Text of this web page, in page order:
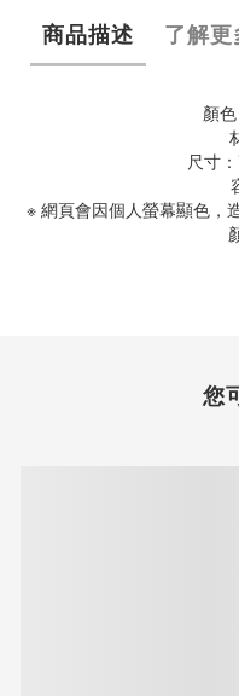
商品描述 了解更
顏
尺寸
※ 網頁會因個人螢幕顯色，
您